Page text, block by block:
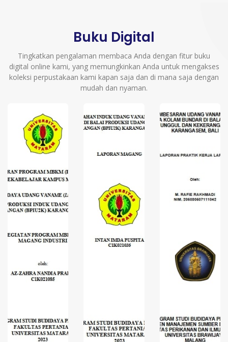
Buku Digital
Tingkatkan pengalaman membaca Anda dengan fitur buku
digital online kami, yang memungkinkan Anda untuk mengakses
koleksi perpustakaan kami kapan saja dan di mana saja dengan
mudah dan nyaman.